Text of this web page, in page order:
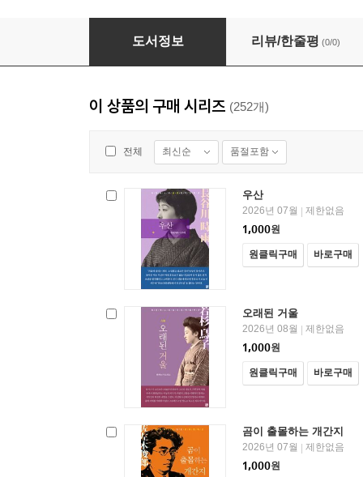
도서정보 리뷰/한줄평 (0/0)
이 상품의 구매 시리즈 (252개)
전체 최신순 품절포함
우산
2026년 07월 | 제한없음
1,000원
원클릭구매 바로구매
오래된 거울
2026년 08월 | 제한없음
1,000원
원클릭구매 바로구매
곰이 출몰하는 개간지
2026년 07월 | 제한없음
1,000원